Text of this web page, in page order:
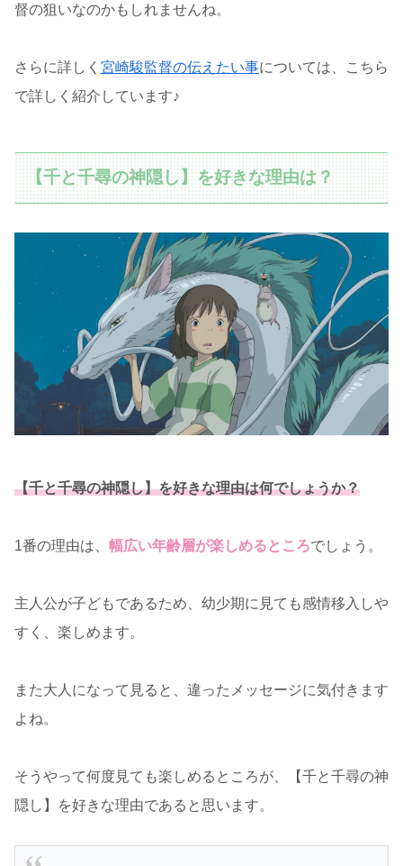
督の狙いなのかもしれませんね。
さらに詳しく 宮崎駿監督の伝えたい事については、こちら
で詳しく紹介しています♪
【千と千尋の神隠し】を好きな理由は？
【千と千尋の神隠し】を好きな理由は何でしょうか？
1番の理由は、 幅広い年齢層が楽しめるところでしょう。
主人公が子どもであるため、幼少期に見ても感情移入しや
すく、楽しめます。
また大人になって見ると、違ったメッセージに気付きます
よね。
そうやって何度見ても楽しめるところが、【千と千尋の神
隠し】を好きな理由であると思います。